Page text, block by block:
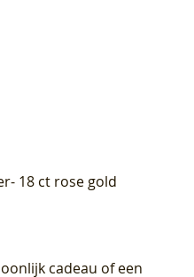
18 ct rose gold
cadeau of een